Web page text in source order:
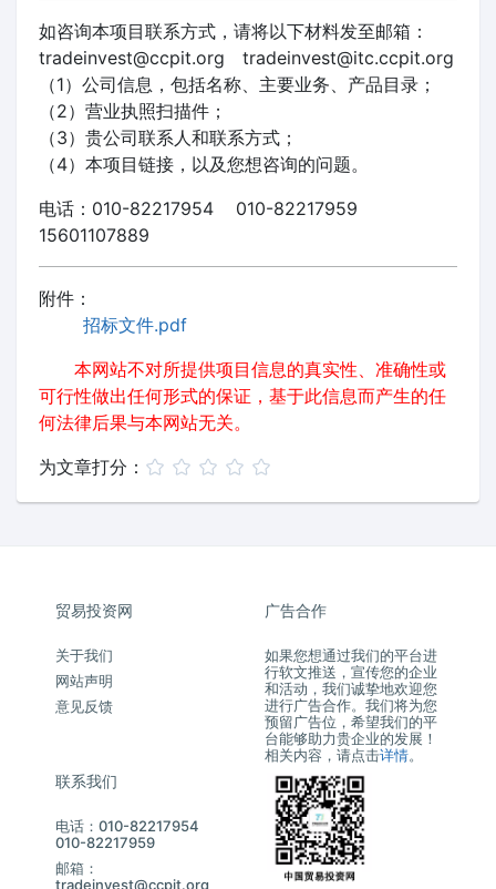
如咨询本项目联系方式，请将以下材料发至邮箱：
tradeinvest@ccpit.org tradeinvest@itc.ccpit.org
（1）公司信息，包括名称、主要业务、产品目录；
（2）营业执照扫描件；
（3）贵公司联系人和联系方式；
（4）本项目链接，以及您想咨询的问题。
电话：010-82217954 010-82217959
15601107889
附件：
招标文件.pdf
本网站不对所提供项目信息的真实性、准确性或
可行性做出任何形式的保证，基于此信息而产生的任
何法律后果与本网站无关。
为文章打分：
贸易投资网
关于我们
网站声明
意见反馈
广告合作
如果您想通过我们的平台进
行软文推送，宣传您的企业
和活动，我们诚挚地欢迎您
进行广告合作。我们将为您
预留广告位，希望我们的平
台能够助力贵企业的发展！
相关内容，请点击详情。
联系我们
电话：010-82217954
010-82217959
邮箱：
tradeinvest@ccpit.org